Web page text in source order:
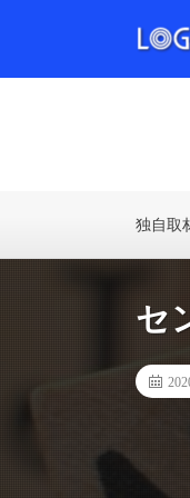
独自取
セ